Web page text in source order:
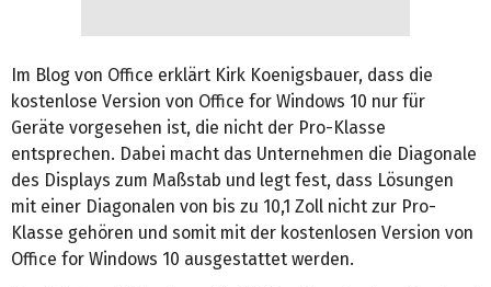
Im Blog von Office erklärt Kirk Koenigsbauer, dass die
kostenlose Version von Office for Windows 10 nur für
Geräte vorgesehen ist, die nicht der Pro-Klasse
entsprechen. Dabei macht das Unternehmen die Diagonale
des Displays zum Maßstab und legt fest, dass Lösungen
mit einer Diagonalen von bis zu 10,1 Zoll nicht zur Pro-
Klasse gehören und somit mit der kostenlosen Version von
Office for Windows 10 ausgestattet werden.